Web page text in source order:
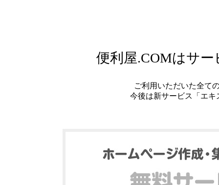
便利屋.COMはサ
ご利用いただいた全て
今後は新サービス「エ